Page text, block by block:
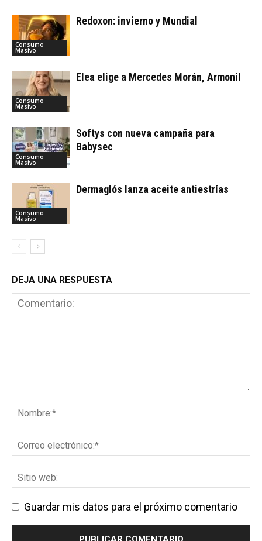
Consumo
Masivo
Redoxon: invierno y Mundial
Consumo
Masivo
Elea elige a Mercedes Morán, Armonil
Consumo
Masivo
Softys con nueva campaña para
Babysec
Consumo
Masivo
Dermaglós lanza aceite antiestrías
DEJA UNA RESPUESTA
Guardar mis datos para el próximo comentario